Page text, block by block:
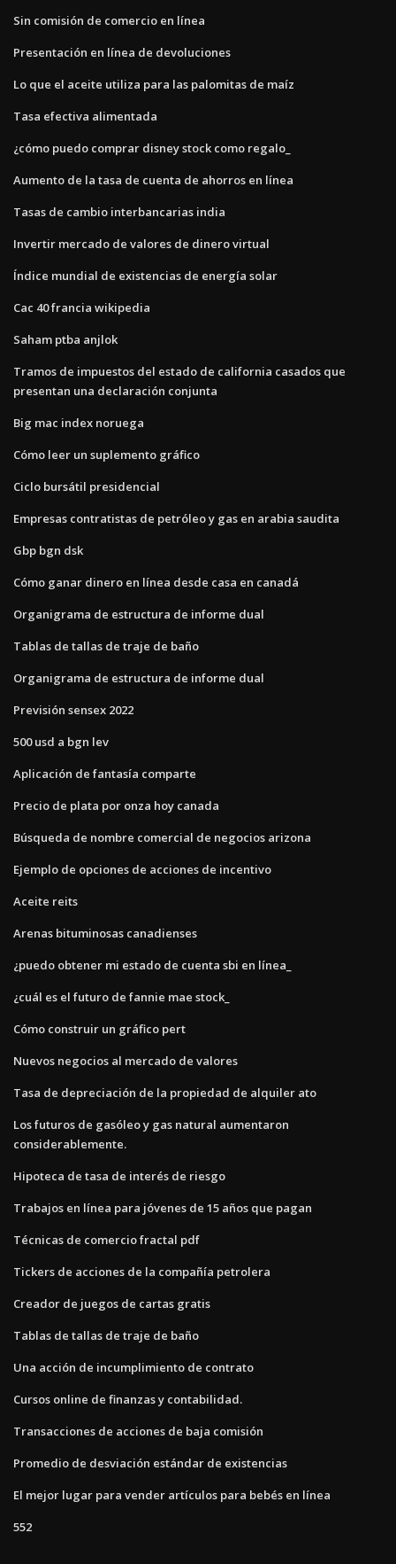
Sin comisión de comercio en línea
Presentación en línea de devoluciones
Lo que el aceite utiliza para las palomitas de maíz
Tasa efectiva alimentada
¿cómo puedo comprar disney stock como regalo_
Aumento de la tasa de cuenta de ahorros en línea
Tasas de cambio interbancarias india
Invertir mercado de valores de dinero virtual
Índice mundial de existencias de energía solar
Cac 40 francia wikipedia
Saham ptba anjlok
Tramos de impuestos del estado de california casados ​​que
presentan una declaración conjunta
Big mac index noruega
Cómo leer un suplemento gráfico
Ciclo bursátil presidencial
Empresas contratistas de petróleo y gas en arabia saudita
Gbp bgn dsk
Cómo ganar dinero en línea desde casa en canadá
Organigrama de estructura de informe dual
Tablas de tallas de traje de baño
Organigrama de estructura de informe dual
Previsión sensex 2022
500 usd a bgn lev
Aplicación de fantasía comparte
Precio de plata por onza hoy canada
Búsqueda de nombre comercial de negocios arizona
Ejemplo de opciones de acciones de incentivo
Aceite reits
Arenas bituminosas canadienses
¿puedo obtener mi estado de cuenta sbi en línea_
¿cuál es el futuro de fannie mae stock_
Cómo construir un gráfico pert
Nuevos negocios al mercado de valores
Tasa de depreciación de la propiedad de alquiler ato
Los futuros de gasóleo y gas natural aumentaron
considerablemente.
Hipoteca de tasa de interés de riesgo
Trabajos en línea para jóvenes de 15 años que pagan
Técnicas de comercio fractal pdf
Tickers de acciones de la compañía petrolera
Creador de juegos de cartas gratis
Tablas de tallas de traje de baño
Una acción de incumplimiento de contrato
Cursos online de finanzas y contabilidad.
Transacciones de acciones de baja comisión
Promedio de desviación estándar de existencias
El mejor lugar para vender artículos para bebés en línea
552